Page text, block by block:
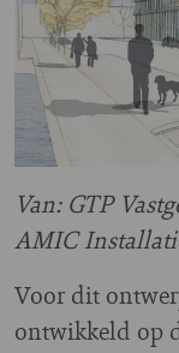
Van: GTP
AMIC
Voor dit
ontwikkeld op